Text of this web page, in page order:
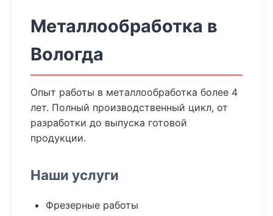
Металлообработка в
Вологда
Опыт работы в металлообработка более 4
лет. Полный производственный цикл, от
разработки до выпуска готовой
продукции.
Наши услуги
Фрезерные работы